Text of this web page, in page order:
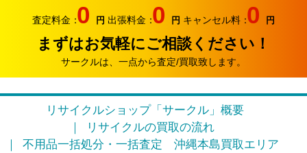
り強化中です。
2026.05.17
おはようございます。リサイクルカンパニー サークル
2026.04.12
お久しぶりです。リサイクルカンパニー サークルで
査定料金：0 円 出張料金：0 円 キャンセル料：0 円
まずはお気軽にご相談ください！
サークルは、一点から査定/買取致します。
リサイクルショップ「サークル」概要
リサイクルの買取の流れ
不用品一括処分・一括査定
沖縄本島買取エリア